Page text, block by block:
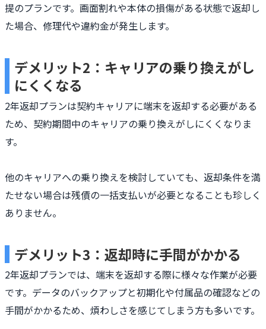
提のプランです。画面割れや本体の損傷がある状態で返却し
た場合、修理代や違約金が発生します。
デメリット2：キャリアの乗り換えがし
にくくなる
2年返却プランは契約キャリアに端末を返却する必要がある
ため、契約期間中のキャリアの乗り換えがしにくくなりま
す。
他のキャリアへの乗り換えを検討していても、返却条件を満
たせない場合は残債の一括支払いが必要となることも珍しく
ありません。
デメリット3：返却時に手間がかかる
2年返却プランでは、端末を返却する際に様々な作業が必要
です。データのバックアップと初期化や付属品の確認などの
手間がかかるため、煩わしさを感じてしまう方も多いです。